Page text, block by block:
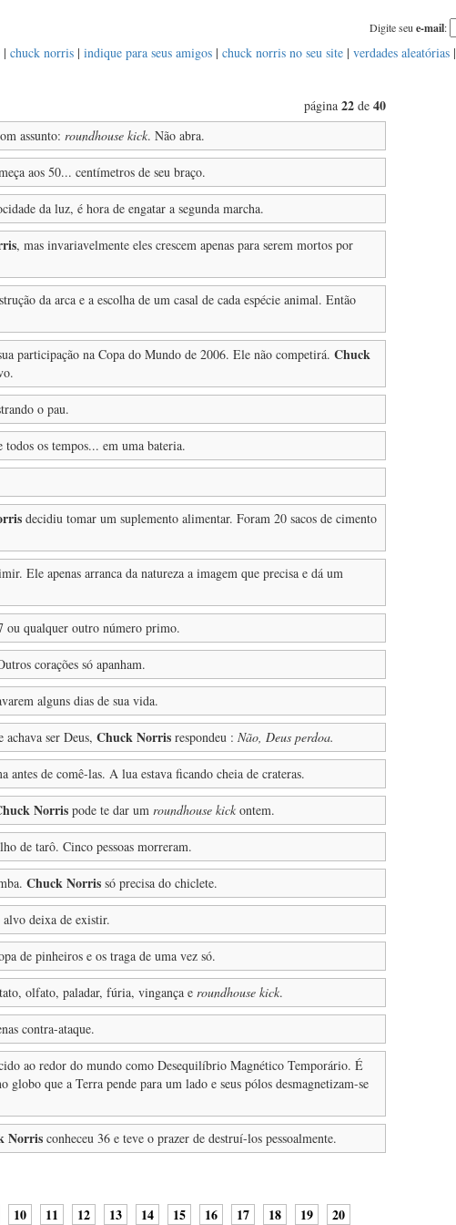
Digite seu e-mail:
| chuck norris| indique para seus amigos| chuck norris no seu site| verdades aleatórias|
página 22 de 40
assunto: roundhouse kick. Não abra.
aos 50... centímetros de seu braço.
da luz, é hora de engatar a segunda marcha.
, mas invariavelmente eles crescem apenas para serem mortos por
da arca e a escolha de um casal de cada espécie animal. Então
participação na Copa do Mundo de 2006. Ele não competirá. Chuck
o pau.
os tempos... em uma bateria.
decidiu tomar um suplemento alimentar. Foram 20 sacos de cimento
Ele apenas arranca da natureza a imagem que precisa e dá um
ou qualquer outro número primo.
corações só apanham.
alguns dias de sua vida.
achava ser Deus, Chuck Norris respondeu : Não, Deus perdoa.
antes de comê-las. A lua estava ficando cheia de crateras.
Norris pode te dar um roundhouse kick ontem.
de tarô. Cinco pessoas morreram.
Chuck Norris só precisa do chiclete.
deixa de existir.
de pinheiros e os traga de uma vez só.
olfato, paladar, fúria, vingança e roundhouse kick.
contra-ataque.
ao redor do mundo como Desequilíbrio Magnético Temporário. É
globo que a Terra pende para um lado e seus pólos desmagnetizam-se
Norris conheceu 36 e teve o prazer de destruí-los pessoalmente.
10 11 12 13 14 15 16 17 18 19 20